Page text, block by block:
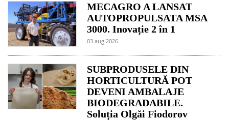
MECAGRO A LANSAT
AUTOPROPULSATA MSA
3000. Inovație 2 în 1
03 aug 2026
SUBPRODUSELE DIN
HORTICULTURĂ POT
DEVENI AMBALAJE
BIODEGRADABILE.
Soluția Olgăi Fiodorov